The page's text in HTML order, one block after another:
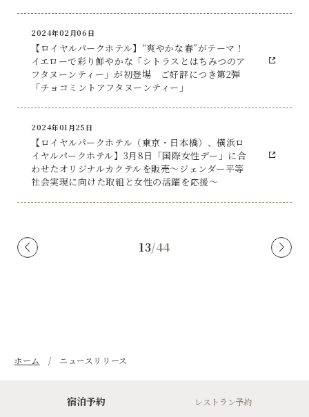
2024年02月06日
【ロイヤルパークホテル】“爽やかな春”がテーマ！
イエローで彩り鮮やかな「シトラスとはちみつのア
フタヌーンティー」が初登場 ご好評につき第2弾
「チョコミントアフタヌーンティー」
2024年01月25日
【ロイヤルパークホテル（東京・日本橋）、横浜ロ
イヤルパークホテル】3月8日「国際女性デー」に合
わせたオリジナルカクテルを販売～ジェンダー平等
社会実現に向けた取組と女性の活躍を応援～
13/44
ホーム ニュースリリース
宿泊予約 レストラン予約